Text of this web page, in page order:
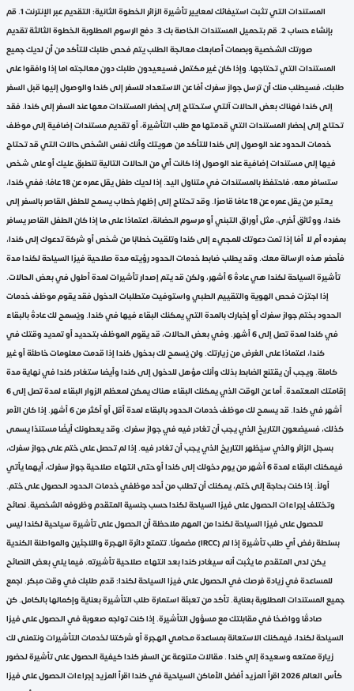
المستندات التي تثبت استيفائك لمعايير تأشيرة الزائر الخطوة الثانية: التقديم عبر الإنترنت 1. قم
بإنشاء حساب 2. قم بتحميل المستندات الخاصة بك 3. دفع الرسوم المطلوبة الخطوة الثالثة تقديم
صورتك الشخصية وبصمات أصابعك معالجة الطلب يتم فحص طلبك للتأكد من أن لديك جميع
المستندات التي تحتاجها. وإذا كان غير مكتمل فسيعيدون طلبك دون معالجته اما إذا وافقوا على
طلبك، فسيطلب منك أن ترسل جواز سفرك أمًا عن الاستعداد للسفر إلى كندا والوصول إليها قبل السفر
إلى كندا فهناك بعض الحالات آلتي ستحتاج إلى إحضار المستندات معها عند السفر إلى كندا. فقد
تحتاج إلى إحضار المستندات التي قدمتها مع طلب التأشيرة، أو تقديم مستندات إضافية إلى موظف
خدمات الحدود عند الوصول إلى كندا للتأكد من هويتك وأنك نفس الشخص حالات التي قد تحتاج
فيها إلى مستندات إضافية عند الوصول إذا كانت أي من الحالات التالية تنطبق عليك أو على شخص
ستسافر معه، فاحتفظ بالمستندات في متناول اليد. إذا لديك طفل يقل عمره عن 18 عامًا: ففي كندا،
يعتبر من يقل عمره عن 18 عامًا قاصرًا. وقد تحتاج إلى إظهار خطاب يسمح للطفل القاصر بالسفر إلى
كندا، ووثائق أخرى، مثل أوراق التبني أو مرسوم الحضانة، اعتمادًا على ما إذا كان الطفل القاصر يسافر
بمفرده أم لا أمًا إذا تمت دعوتك للمجيء إلى كندا وتلقيت خطابًا من شخص أو شركة تدعوك إلى كندا،
فأحضر هذه الرسالة معك. وقد يطلب ضابط خدمات الحدود رؤيته مدة صلاحية فيزا السياحة لكندا مدة
تأشيرة السياحة لكندا هي عادةً 6 أشهر، ولكن قد يتم إصدار تأشيرات لمدة أطول في بعض الحالات.
إذا اجتزت فحص الهوية والتقييم الطبي واستوفيت متطلبات الدخول فقد يقوم موظف خدمات
الحدود بختم جواز سفرك أو إخبارك بالمدة التي يمكنك البقاء فيها في كندا. ويُسمح لك عادةً بالبقاء
في كندا لمدة تصل إلى 6 أشهر. وفي بعض الحالات، قد يقوم الموظف بتحديد أو تمديد وقتك في
كندا، اعتمادًا على الغرض من زيارتك. ولن يُسمح لك بدخول كندا إذا قدمت معلومات خاطئة أو غير
كاملة. ويجب أن يقتنع الضابط بذلك وأنك مؤهل للدخول إلى كندا وأيضا ستغادر كندا في نهاية مدة
إقامتك المعتمدة. أما عن الوقت الذي يمكنك البقاء هناك يمكن لمعظم الزوار البقاء لمدة تصل إلى 6
أشهر في كندا. قد يسمح لك موظف خدمات الحدود بالبقاء لمدة أقل أو أكثر من 6 أشهر. إذا كان الأمر
كذلك، فسيضعون التاريخ الذي يجب أن تغادر فيه في جواز سفرك. وقد يعطونك أيضًا مستندًا يسمى
بسجل الزائر والذي سيُظهر التاريخ الذي يجب أن تغادر فيه. إذا لم تحصل على ختم على جواز سفرك،
فيمكنك البقاء لمدة 6 أشهر من يوم دخولك إلى كندا أو حتى انتهاء صلاحية جواز سفرك، أيهما يأتي
أولاً. إذا كنت بحاجة إلى ختم، يمكنك أن تطلب من أحد موظفي خدمات الحدود الحصول على ختم.
وتختلف إجراءات الحصول على فيزا السياحة لكندا حسب جنسية المتقدم وظروفه الشخصية. نصائح
للحصول على فيزا السياحة لكندا من المهم ملاحظة أن الحصول على تأشيرة سياحية لكندا ليس
مضمونًا. تتمتع دائرة الهجرة واللاجئين والمواطنة الكندية (IRCC) بسلطة رفض أي طلب تأشيرة إذا لم
يكن لدى المتقدم ما يثبت أنه سيغادر كندا بعد انتهاء صلاحية تأشيرته. فيما يلي بعض النصائح
للمساعدة في زيادة فرصك في الحصول على فيزا السياحة لكندا: قدم طلبك في وقت مبكر. اجمع
جميع المستندات المطلوبة بعناية. تأكد من تعبئة استمارة طلب التأشيرة بعناية وإكمالها بالكامل. كن
صادقًا وواضحًا في مقابلتك مع مسؤول التأشيرة. إذا كنت تواجه صعوبة في الحصول على فيزا
السياحة لكندا، فيمكنك الاستعانة بمساعدة محامي الهجرة أو شركتنا لخدمات التأشيرات ونتمنى لك
زيارة ممتعه وسعيدة إلي كندا . مقالات متنوعة عن السفر كندا كيفية الحصول على تأشيرة لحضور
كأس العالم 2026 اقرأ المزيد أفضل الأماكن السياحية في كندا اقرأ المزيد إجراءات الحصول على فيزا